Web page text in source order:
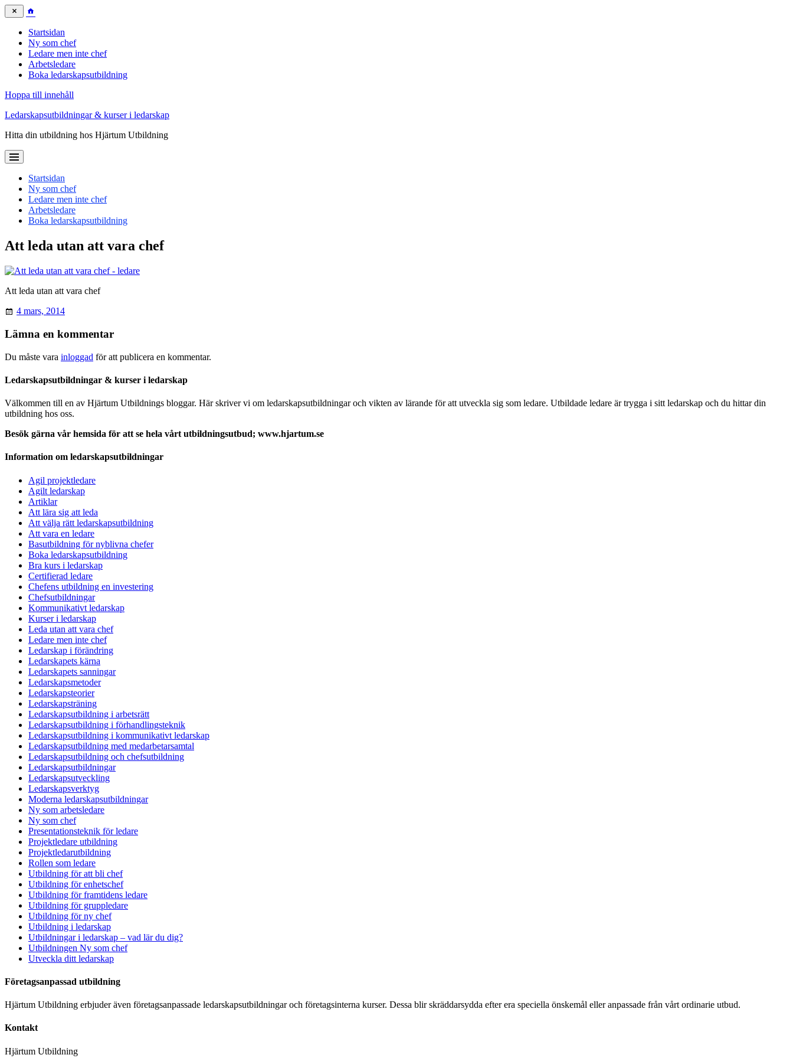
Startsidan
Ny som chef
Ledare men inte chef
Arbetsledare
Boka ledarskapsutbildning
Hoppa till innehåll
Ledarskapsutbildningar & kurser i ledarskap
Hitta din utbildning hos Hjärtum Utbildning
Startsidan
Ny som chef
Ledare men inte chef
Arbetsledare
Boka ledarskapsutbildning
Att leda utan att vara chef
Att leda utan att vara chef
4 mars, 2014
Lämna en kommentar
Du måste vara inloggad för att publicera en kommentar.
Ledarskapsutbildningar & kurser i ledarskap
Välkommen till en av Hjärtum Utbildnings bloggar. Här skriver vi om ledarskapsutbildningar och vikten av lärande för att utveckla sig som ledare. Utbildade ledare är trygga i sitt ledarskap och du hittar din
utbildning hos oss.
Besök gärna vår hemsida för att se hela vårt utbildningsutbud; www.hjartum.se
Information om ledarskapsutbildningar
Agil projektledare
Agilt ledarskap
Artiklar
Att lära sig att leda
Att välja rätt ledarskapsutbildning
Att vara en ledare
Basutbildning för nyblivna chefer
Boka ledarskapsutbildning
Bra kurs i ledarskap
Certifierad ledare
Chefens utbildning en investering
Chefsutbildningar
Kommunikativt ledarskap
Kurser i ledarskap
Leda utan att vara chef
Ledare men inte chef
Ledarskap i förändring
Ledarskapets kärna
Ledarskapets sanningar
Ledarskapsmetoder
Ledarskapsteorier
Ledarskapsträning
Ledarskapsutbildning i arbetsrätt
Ledarskapsutbildning i förhandlingsteknik
Ledarskapsutbildning i kommunikativt ledarskap
Ledarskapsutbildning med medarbetarsamtal
Ledarskapsutbildning och chefsutbildning
Ledarskapsutbildningar
Ledarskapsutveckling
Ledarskapsverktyg
Moderna ledarskapsutbildningar
Ny som arbetsledare
Ny som chef
Presentationsteknik för ledare
Projektledare utbildning
Projektledarutbildning
Rollen som ledare
Utbildning för att bli chef
Utbildning för enhetschef
Utbildning för framtidens ledare
Utbildning för gruppledare
Utbildning för ny chef
Utbildning i ledarskap
Utbildningar i ledarskap – vad lär du dig?
Utbildningen Ny som chef
Utveckla ditt ledarskap
Företagsanpassad utbildning
Hjärtum Utbildning erbjuder även företagsanpassade ledarskapsutbildningar och företagsinterna kurser. Dessa blir skräddarsydda efter era speciella önskemål eller anpassade från vårt ordinarie utbud.
Kontakt
Hjärtum Utbildning